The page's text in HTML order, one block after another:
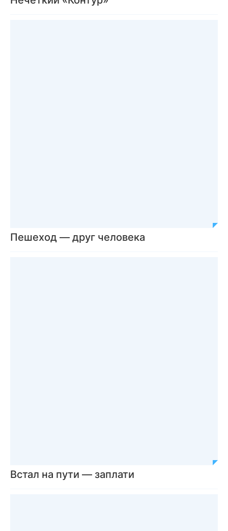
Пешеход — друг человека
Встал на пути — заплати